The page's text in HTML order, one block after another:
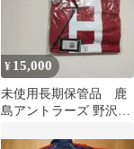
¥ 15,000
未使用長期保管品 鹿
島アントラーズ 野沢拓